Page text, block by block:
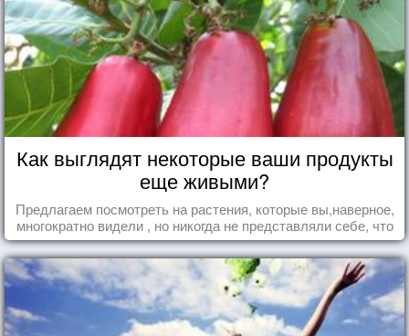
Как выглядят некоторые ваши продукты
еще живыми?
Предлагаем посмотреть на растения, которые вы,наверное,
многократно видели , но никогда не представляли себе, что
употребляете их в пищу.